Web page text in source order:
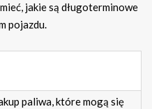
jakie są długoterminowe
pojazdu.
paliwa, które mogą się